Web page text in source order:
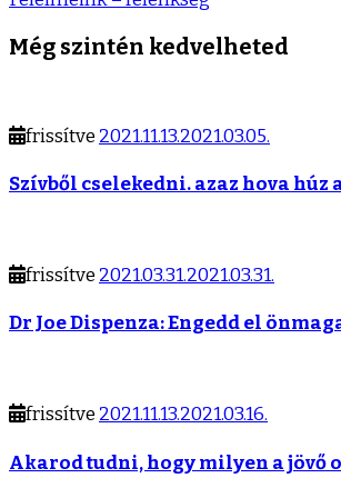
Még szintén kedvelheted
frissítve 2021.11.13.2021.03.05.
Szívből cselekedni. azaz hova húz
frissítve 2021.03.31.2021.03.31.
Dr Joe Dispenza: Engedd el
frissítve 2021.11.13.2021.03.16.
Akarod tudni, hogy milyen a jövő